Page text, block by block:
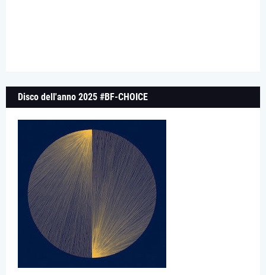
Disco dell'anno 2025 #BF-CHOICE